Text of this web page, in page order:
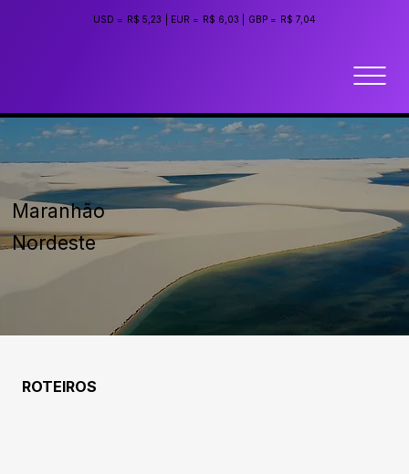
USD = R$ 5,23 EUR = R$ 6,03 GBP = R$ 7,04
Maranhão
Nordeste
ROTEIROS